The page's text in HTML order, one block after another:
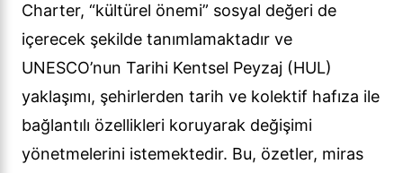
Charter, “kültürel önemi” sosyal değeri de
içerecek şekilde tanımlamaktadır ve
UNESCO’nun Tarihi Kentsel Peyzaj (HUL)
yaklaşımı, şehirlerden tarih ve kolektif hafıza ile
bağlantılı özellikleri koruyarak değişimi
yönetmelerini istemektedir. Bu, özetler, miras